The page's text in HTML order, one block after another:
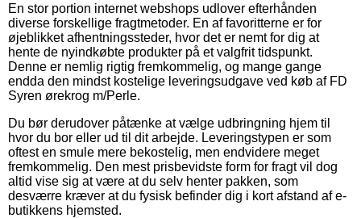
En stor portion internet webshops udlover efterhånden
diverse forskellige fragtmetoder. En af favoritterne er for
øjeblikket afhentningssteder, hvor det er nemt for dig at
hente de nyindkøbte produkter på et valgfrit tidspunkt.
Denne er nemlig rigtig fremkommelig, og mange gange
endda den mindst kostelige leveringsudgave ved køb af FD
Syren ørekrog m/Perle.
Du bør derudover påtænke at vælge udbringning hjem til
hvor du bor eller ud til dit arbejde. Leveringstypen er som
oftest en smule mere bekostelig, men endvidere meget
fremkommelig. Den mest prisbevidste form for fragt vil dog
altid vise sig at være at du selv henter pakken, som
desværre kræver at du fysisk befinder dig i kort afstand af e-
butikkens hjemsted.